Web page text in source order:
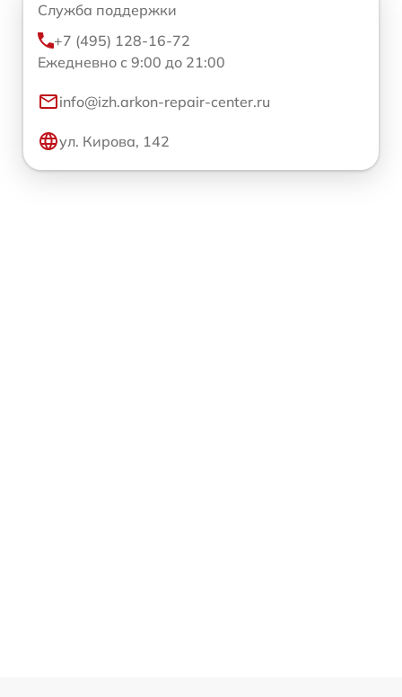
Служба поддержки
+7 (495) 128-16-72
Ежедневно с 9:00 до 21:00
info@izh.arkon-repair-center.ru
ул. Кирова, 142